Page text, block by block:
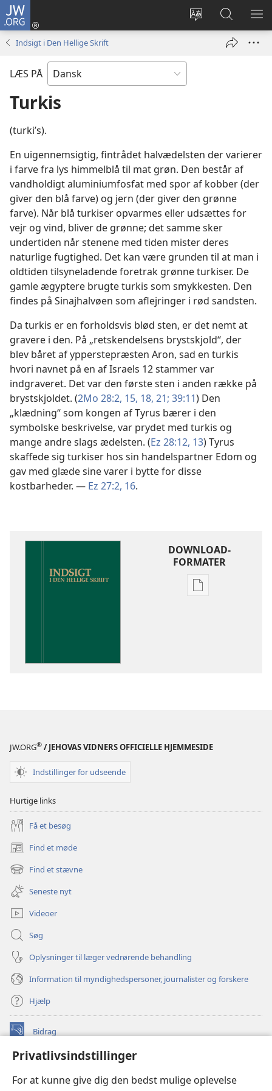
Privatlivsindstillinger
For at kunne give dig den bedst mulige oplevelse
JW.ORG
Vælg
Log
på
vindue)
Søg
på
JW.ORG
VIS
Indsigt i Den Hellige Skrift
LÆS PÅ
Turkis
(turkiʹs).
En uigennemsigtig, fintrådet halvædelsten der varierer
i farve fra lys himmelblå til mat grøn. Den består af
vandholdigt aluminiumfosfat med spor af kobber (der
giver den blå farve) og jern (der giver den grønne
farve). Når blå turkiser opvarmes eller udsættes for
vejr og vind, bliver de grønne; det samme sker
undertiden når stenene med tiden mister deres
naturlige fugtighed. Det kan være grunden til at man i
oldtiden tilsyneladende foretrak grønne turkiser. De
gamle ægyptere brugte turkis som smykkesten. Den
findes på Sinajhalvøen som aflejringer i rød sandsten.
Da turkis er en forholdsvis blød sten, er det nemt at
gravere i den. På „retskendelsens brystskjold“, der
blev båret af ypperstepræsten Aron, sad en turkis
hvori navnet på en af Israels 12 stammer var
indgraveret. Det var den første sten i anden række på
brystskjoldet. (2Mo 28:2, 15, 18, 21; 39:11) Den
„klædning“ som kongen af Tyrus bærer i den
symbolske beskrivelse, var prydet med turkis og
mange andre slags ædelsten. (Ez 28:12, 13) Tyrus
skaffede sig turkiser hos sin handelspartner Edom og
gav med glæde sine varer i bytte for disse
kostbarheder. — Ez 27:2, 16.
DOWNLOAD-
FORMATER
Indstillinger
JW.ORG® / JEHOVAS VIDNERS OFFICIELLE HJEMMESIDE
Indstillinger for udseende
Hurtige links
Få et besøg
Find et møde
(åbner
nyt
vindue)
Find et stævne
(åbner
nyt
vindue)
Seneste nyt
Videoer
Søg
Oplysninger til læger vedrørende behandling
Information til myndighedspersoner, journalister og forskere
Hjælp
Bidrag
(åbner
vindue)Watchtower ONLINE LIBRARY™
nyt